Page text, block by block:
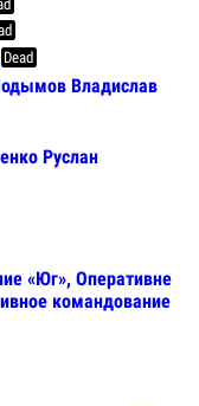
Dead
Владислав
Руслан
«Юг», Оперативне
командование